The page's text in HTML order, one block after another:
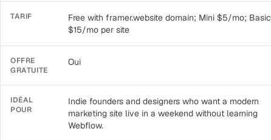
TARIF
Free with framer.website domain; Mini $5/mo; Basic
$15/mo per site
OFFRE
GRATUITE
Oui
IDÉAL
POUR
Indie founders and designers who want a modern
marketing site live in a weekend without learning
Webflow.